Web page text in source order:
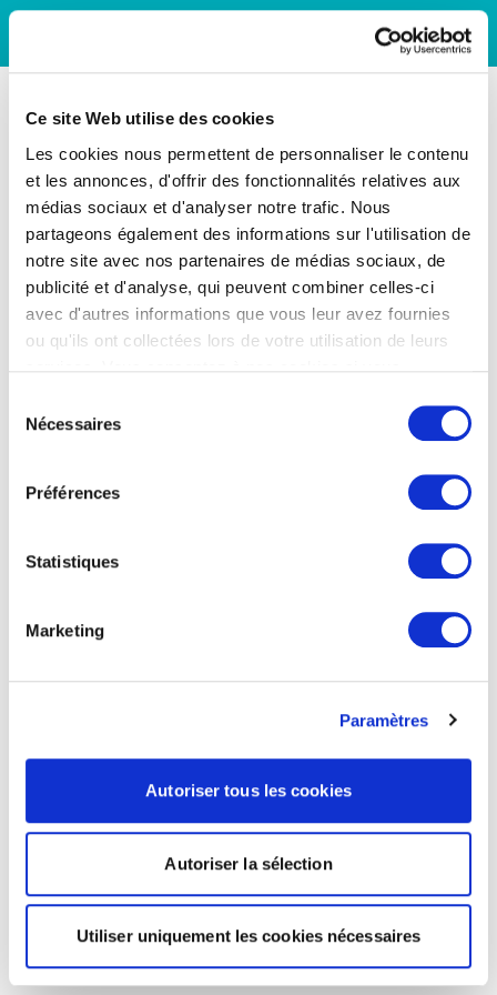
Ce site Web utilise des cookies
Les cookies nous permettent de personnaliser le contenu
et les annonces, d'offrir des fonctionnalités relatives aux
médias sociaux et d'analyser notre trafic. Nous
partageons également des informations sur l'utilisation de
notre site avec nos partenaires de médias sociaux, de
publicité et d'analyse, qui peuvent combiner celles-ci
avec d'autres informations que vous leur avez fournies
ou qu'ils ont collectées lors de votre utilisation de leurs
Nécessaires
Préférences
Statistiques
Marketing
Paramètres
Autoriser tous les cookies
Autoriser la sélection
Utiliser uniquement les cookies nécessaires